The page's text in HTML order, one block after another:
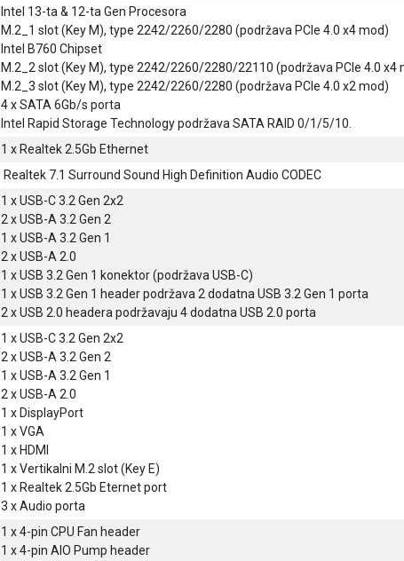
Intel 13-ta & 12-ta Gen Procesora
M.2_1 slot (Key M), type 2242/2260/2280 (podržava PCIe 4.0 x4 mod)
Intel B760 Chipset
M.2_2 slot (Key M), type 2242/2260/2280/22110 (podržava PCIe 4.0 x4
M.2_3 slot (Key M), type 2242/2260/2280 (podržava PCIe 4.0 x2 mod)
4 x SATA 6Gb/s porta
Intel Rapid Storage Technology podržava SATA RAID 0/1/5/10.
1 x Realtek 2.5Gb Ethernet
Realtek 7.1 Surround Sound High Definition Audio CODEC
1 x USB-C 3.2 Gen 2x2
2 x USB-A 3.2 Gen 2
1 x USB-A 3.2 Gen 1
2 x USB-A 2.0
1 x USB 3.2 Gen 1 konektor (podržava USB-C)
1 x USB 3.2 Gen 1 header podržava 2 dodatna USB 3.2 Gen 1 porta
2 x USB 2.0 headera podržavaju 4 dodatna USB 2.0 porta
1 x USB-C 3.2 Gen 2x2
2 x USB-A 3.2 Gen 2
1 x USB-A 3.2 Gen 1
2 x USB-A 2.0
1 x DisplayPort
1 x VGA
1 x HDMI
1 x Vertikalni M.2 slot (Key E)
1 x Realtek 2.5Gb Eternet port
3 x Audio porta
1 x 4-pin CPU Fan header
1 x 4-pin AIO Pump header